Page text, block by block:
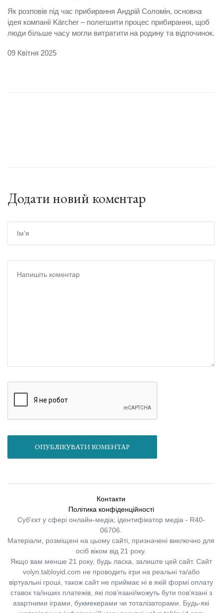
Як розповів під час прибирання Андрій Соломін, основна
ідея компанії Kärcher – полегшити процес прибирання, щоб
люди більше часу могли витратити на родину та відпочинок.
09 Квітня 2025
Додати новий коментар
ОПУБЛІКУВАТИ КОМЕНТАР
Контакти
Політика конфіденційності
Суб'єкт у сфері онлайн-медіа; ідентифікатор медіа - R40-
06706.
Матеріали, розміщені на цьому сайті, призначені виключно для
осіб віком від 21 року.
Якщо вам менше 21 року, будь ласка, залиште цей сайт. Сайт
volyn.tabloyid.com не проводить ігри на реальні та/або
віртуальні гроші, також сайт не приймає ні в якій формі оплату
ставок та/інших платежів, які пов’язані/можуть бути пов’язані з
азартними іграми, букмекерами чи тоталізаторами. Будь-які